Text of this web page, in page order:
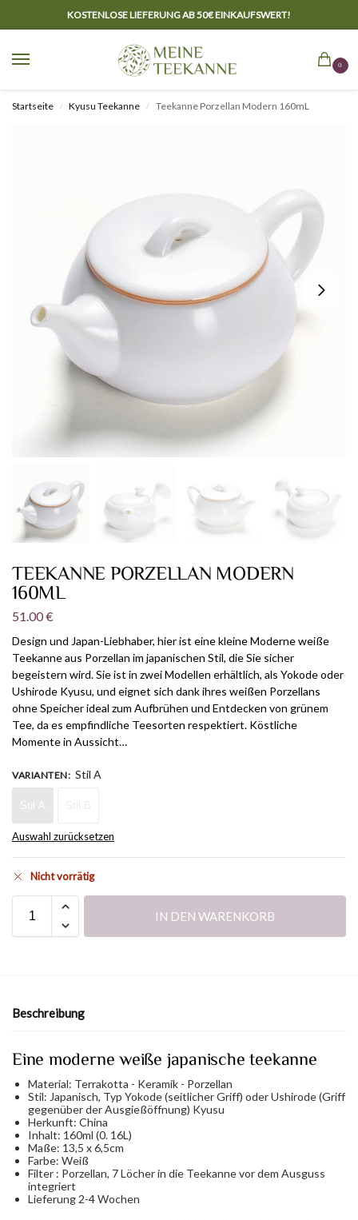
KOSTENLOSE LIEFERUNG AB 50€ EINKAUFSWERT!
0
Startseite / Kyusu Teekanne / Teekanne Porzellan Modern 160mL
TEEKANNE PORZELLAN MODERN
160ML
51.00€
Design und Japan-Liebhaber, hier ist eine kleine Moderne weiße
Teekanne aus Porzellan im japanischen Stil, die Sie sicher
begeistern wird. Sie ist in zwei Modellen erhältlich, als Yokode oder
Ushirode Kyusu, und eignet sich dank ihres weißen Porzellans
ohne Speicher ideal zum Aufbrühen und Entdecken von grünem
Tee, da es empfindliche Teesorten respektiert. Köstliche
Momente in Aussicht…
VARIANTEN: Stil A
Stil A
Auswahl zurücksetzen
Nicht vorrätig
IN DEN WARENKORB
Beschreibung
Eine moderne weiße japanische teekanne
Material: Terrakotta - Keramik - Porzellan
Stil: Japanisch, Typ Yokode (seitlicher Griff) oder Ushirode (Griff
gegenüber der Ausgießöffnung) Kyusu
Herkunft: China
Inhalt: 160ml (0. 16L)
Maße: 13,5 x 6,5cm
Farbe: Weiß
Filter : Porzellan, 7 Löcher in die Teekanne vor dem Ausguss
integriert
Lieferung 2-4 Wochen